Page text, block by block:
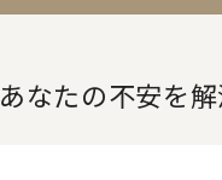
あなたの不安を解